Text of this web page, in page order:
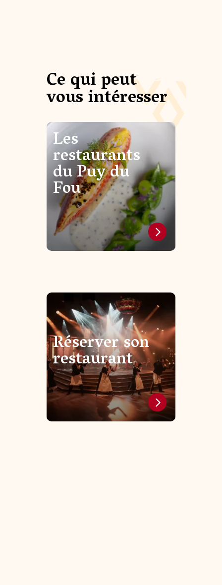
Ce qui peut
vous intéresser
Les
restaurants
du Puy du
Fou
Réserver son
restaurant